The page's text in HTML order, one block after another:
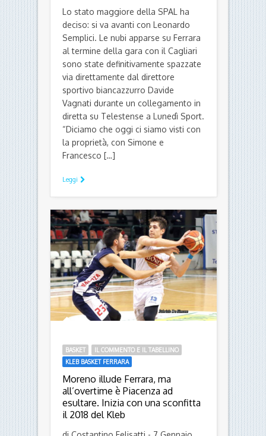
Lo stato maggiore della SPAL ha
deciso: si va avanti con Leonardo
Semplici. Le nubi apparse su Ferrara
al termine della gara con il Cagliari
sono state definitivamente spazzate
via direttamente dal direttore
sportivo biancazzurro Davide
Vagnati durante un collegamento in
diretta su Telestense a Lunedì Sport.
“Diciamo che oggi ci siamo visti con
la proprietà, con Simone e
Francesco […]
Leggi
BASKET
IL COMMENTO E IL TABELLINO
KLEB BASKET FERRARA
Moreno illude Ferrara, ma
all’overtime è Piacenza ad
esultare. Inizia con una sconfitta
il 2018 del Kleb